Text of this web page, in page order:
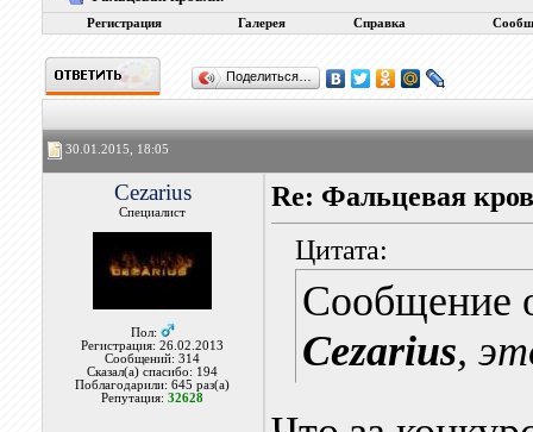
Регистрация Галерея Справка
Поделиться…
30.01.2015, 18:05
Cezarius
Специалист
Пол:
Регистрация: 26.02.2013
Сообщений: 314
Сказал(а) спасибо: 194
Поблагодарили: 645 раз(а)
Репутация:32628
Re: Фальцевая
Цитата:
Сообщение
Cezarius,